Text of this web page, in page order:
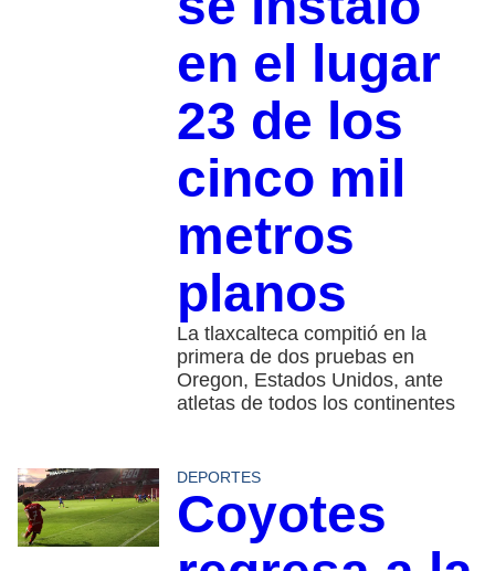
en el lugar
23 de los
cinco mil
metros
planos
La tlaxcalteca compitió en la
primera de dos pruebas en
Oregon, Estados Unidos, ante
atletas de todos los continentes
DEPORTES
Coyotes